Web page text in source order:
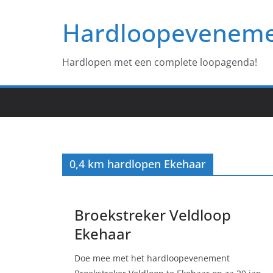
Hardlopen met een complete loopagenda!
0,4 km hardlopen Ekehaar
Broekstreker Veldloop
Ekehaar
Doe mee met het hardloopevenement